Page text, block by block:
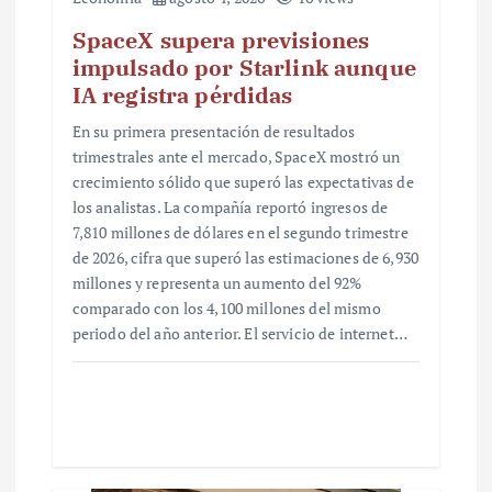
SpaceX supera previsiones
impulsado por Starlink aunque
IA registra pérdidas
En su primera presentación de resultados
trimestrales ante el mercado, SpaceX mostró un
crecimiento sólido que superó las expectativas de
los analistas. La compañía reportó ingresos de
7,810 millones de dólares en el segundo trimestre
de 2026, cifra que superó las estimaciones de 6,930
millones y representa un aumento del 92%
comparado con los 4,100 millones del mismo
periodo del año anterior. El servicio de internet…